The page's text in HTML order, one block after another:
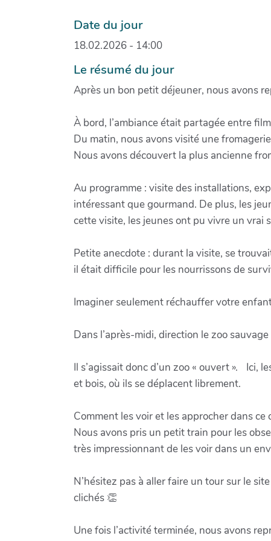
Date du jour
18.02.2026 - 14:00
Le résumé du jour
Après un bon petit déjeuner, nous avons
À bord, l’ambiance était partagée entre
Du matin, nous avons visité une
Nous avons découvert la plus ancienne
Au programme : visite des installations,
intéressant que gourmand. De plus, les
cette visite, les jeunes ont pu vivre un vrai
Petite anecdote : durant la visite, se
il était difficile pour les nourrissons de
Imaginer seulement réchauffer votre
Dans l’après-midi, direction le zoo
Il s’agissait donc d’un zoo « ouvert ». Ici,
et bois, où ils se déplacent librement.
Comment les voir et les approcher dans ce
Nous avons pris un petit train pour les
très impressionnant de les voir dans un
N’hésitez pas à aller faire un tour sur le
clichés 👏
Une fois l’activité terminée, nous avons